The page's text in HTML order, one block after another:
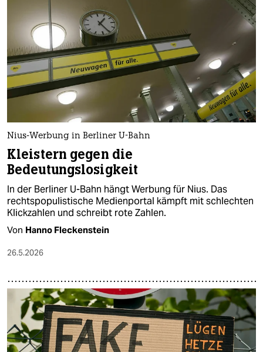
Nius-Werbung in Berliner U-Bahn
Kleistern gegen die
Bedeutungslosigkeit
In der Berliner U-Bahn hängt Werbung für Nius. Das
rechtspopulistische Medienportal kämpft mit schlechten
Klickzahlen und schreibt rote Zahlen.
Von Hanno Fleckenstein
26.5.2026